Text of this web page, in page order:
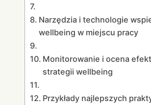
Narzędzia i technologie
wellbeing w miejscu pracy
Monitorowanie i ocena
strategii wellbeing
Przykłady najlepszych